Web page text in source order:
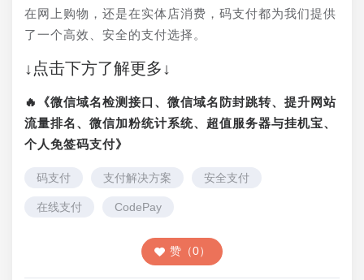
在网上购物，还是在实体店消费，码支付都为我们提供
了一个高效、安全的支付选择。
↓点击下方了解更多↓
🔥《微信域名检测接口、微信域名防封跳转、提升网站
流量排名、微信加粉统计系统、超值服务器与挂机宝、
个人免签码支付》
码支付 支付解决方案 安全支付
在线支付 CodePay
赞（0）